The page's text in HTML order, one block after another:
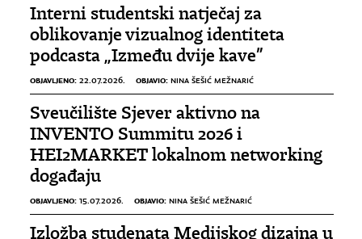
Interni studentski natječaj za
oblikovanje vizualnog identiteta
podcasta „Između dvije kave”
OBJAVLJENO: 22.07.2026. OBJAVIO: NINA ŠEŠIĆ MEŽNARIĆ
Sveučilište Sjever aktivno na
INVENTO Summitu 2026 i
HEI2MARKET lokalnom networking
događaju
OBJAVLJENO: 15.07.2026. OBJAVIO: NINA ŠEŠIĆ MEŽNARIĆ
Izložba studenata Medijskog dizajna u